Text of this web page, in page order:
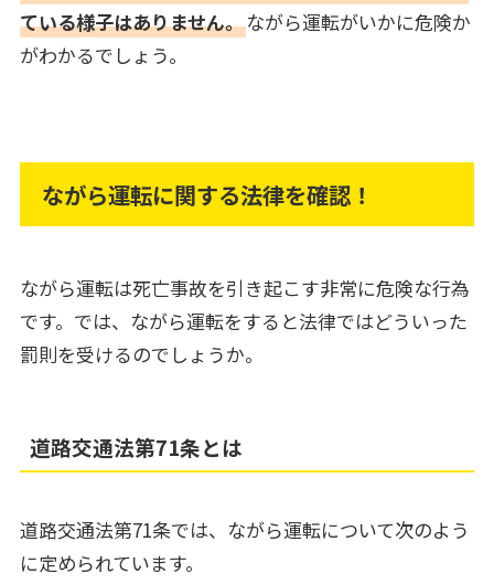
ている様子はありません。ながら運転がいかに危険か
がわかるでしょう。
ながら運転に関する法律を確認！
ながら運転は死亡事故を引き起こす非常に危険な行為
です。では、ながら運転をすると法律ではどういった
罰則を受けるのでしょうか。
道路交通法第71条とは
道路交通法第71条では、ながら運転について次のよう
に定められています。